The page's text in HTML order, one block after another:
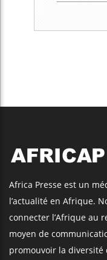
Africa Presse est un
l’actualité en Afrique.
connecter l’Afrique au
moyen de
promouvoir la